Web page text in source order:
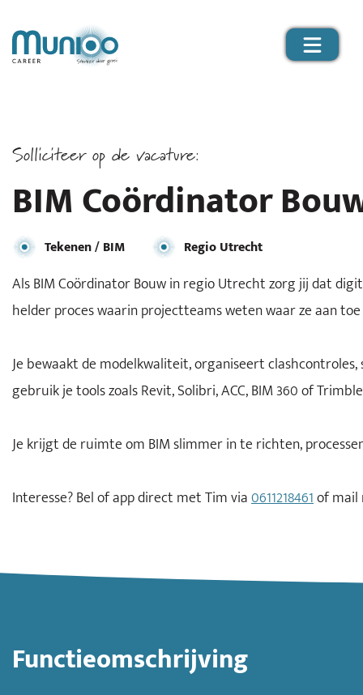
Solliciteer op de vacature:
BIM Coördinator
Tekenen / BIM Regio Utrecht
Als BIM Coördinator Bouw in regio Utrecht zorg jij dat
helder proces waarin projectteams weten waar ze aan toe
Je bewaakt de modelkwaliteit, organiseert
gebruik je tools zoals Revit, Solibri, ACC, BIM 360 of
Je krijgt de ruimte om BIM slimmer in te richten,
Interesse? Bel of app direct met Tim via0611218461of
Functieomschrijving